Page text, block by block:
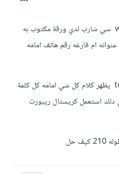
السلام عليكم استخدم winform سي شارب لدي ورقة مكتوب به
ام فارغه رقم هاتف امامه
اريد انا اكتب عن طريق textbox يظهر كلام كل شي امامه كل كلمة
استعمل كريستال ريبورت